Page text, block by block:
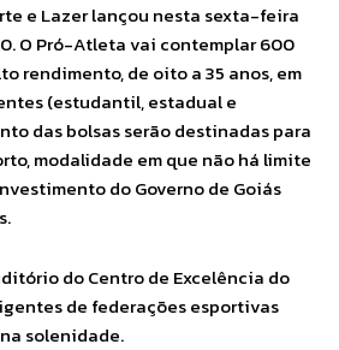
e Lazer lançou nesta sexta-feira
O Pró-Atleta vai contemplar 600
rendimento, de oito a 35 anos, em
(estudantil, estadual e
das bolsas serão destinadas para
modalidade em que não há limite
do Governo de Goiás
do Centro de Excelência do
de federações esportivas
solenidade.